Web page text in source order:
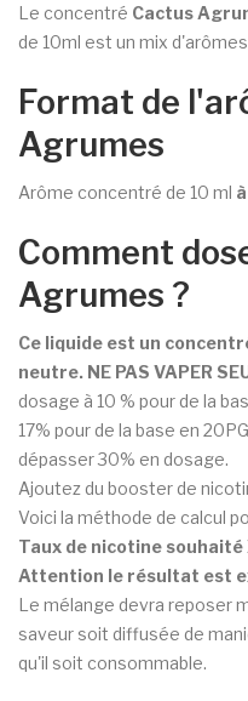
Le concentré Cactus
de 10ml est un mix
Format de
Agrumes
Arôme concentré de 10 ml
Comment
Agrumes ?
Ce liquide est un
neutre. NE PAS VAPER
dosage à 10 % pour de la
17% pour de la base en
dépasser 30% en dosage.
Ajoutez du booster de
Voici la méthode de calcul
Taux de nicotine
Attention le résultat est
Le mélange devra reposer
saveur soit diffusée de
qu'il soit consommable.